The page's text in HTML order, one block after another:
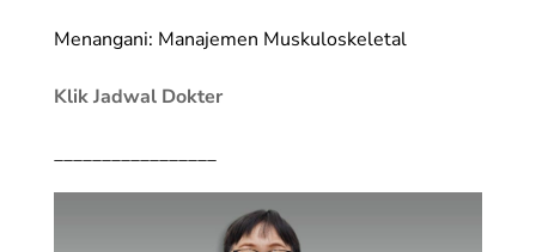
Menangani: Manajemen Muskuloskeletal
Klik Jadwal Dokter
_________________